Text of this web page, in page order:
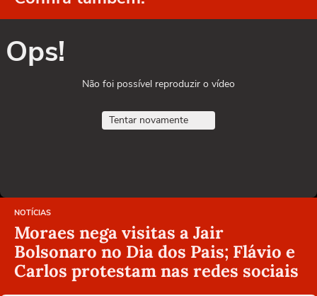
Ops!
Não foi possível reproduzir o vídeo
Tentar novamente
NOTÍCIAS
Moraes nega visitas a Jair
Bolsonaro no Dia dos Pais; Flávio e
Carlos protestam nas redes sociais